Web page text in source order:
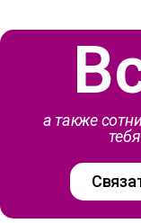
а также